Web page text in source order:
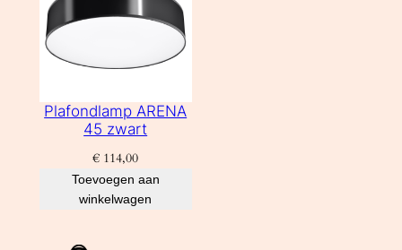
Plafondlamp ARENA
45 zwart
€ 114,00
Toevoegen aan
winkelwagen